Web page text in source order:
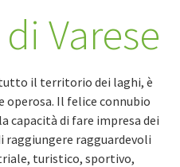
Varese
il territorio dei laghi, è
operosa. Il felice connubio
capacità di fare impresa dei
raggiungere ragguardevoli
turistico, sportivo,